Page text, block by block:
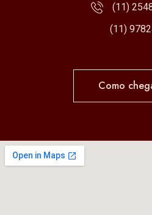
(11)
(11)
Como